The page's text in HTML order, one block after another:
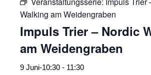
Walking am Weidengraben
Impuls Trier – Nordic
am Weidengraben
9 Juni-10:30 - 11:30